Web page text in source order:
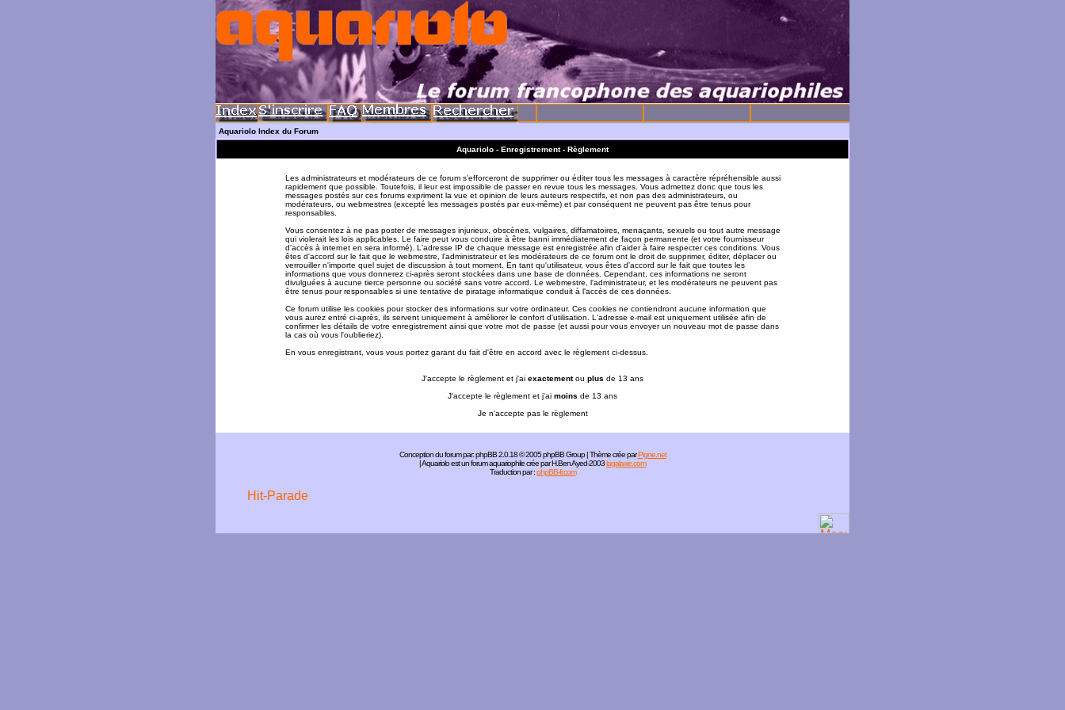
Aquariolo Index du Forum
Aquariolo - Enregistrement - Règlement
Les administrateurs et modérateurs de ce forum s'efforceront de supprimer ou éditer tous les messages à caractère répréhensible aussi
rapidement que possible. Toutefois, il leur est impossible de passer en revue tous les messages. Vous admettez donc que tous les
messages postés sur ces forums expriment la vue et opinion de leurs auteurs respectifs, et non pas des administrateurs, ou
modérateurs, ou webmestres (excepté les messages postés par eux-même) et par conséquent ne peuvent pas être tenus pour
responsables.
Vous consentez à ne pas poster de messages injurieux, obscènes, vulgaires, diffamatoires, menaçants, sexuels ou tout autre message
qui violerait les lois applicables. Le faire peut vous conduire à être banni immédiatement de façon permanente (et votre fournisseur
d'accès à internet en sera informé). L'adresse IP de chaque message est enregistrée afin d'aider à faire respecter ces conditions. Vous
êtes d'accord sur le fait que le webmestre, l'administrateur et les modérateurs de ce forum ont le droit de supprimer, éditer, déplacer ou
verrouiller n'importe quel sujet de discussion à tout moment. En tant qu'utilisateur, vous êtes d'accord sur le fait que toutes les
informations que vous donnerez ci-après seront stockées dans une base de données. Cependant, ces informations ne seront
divulguées à aucune tierce personne ou société sans votre accord. Le webmestre, l'administrateur, et les modérateurs ne peuvent pas
être tenus pour responsables si une tentative de piratage informatique conduit à l'accès de ces données.
Ce forum utilise les cookies pour stocker des informations sur votre ordinateur. Ces cookies ne contiendront aucune information que
vous aurez entré ci-après, ils servent uniquement à améliorer le confort d'utilisation. L'adresse e-mail est uniquement utilisée afin de
confirmer les détails de votre enregistrement ainsi que votre mot de passe (et aussi pour vous envoyer un nouveau mot de passe dans
la cas où vous l'oublieriez).
En vous enregistrant, vous vous portez garant du fait d'être en accord avec le règlement ci-dessus.
J'accepte le règlement et j'ai exactementou plus de 13 ans
J'accepte le règlement et j'ai moins de 13 ans
Je n'accepte pas le règlement
Conception du forum par:phpBB2.0.18 © 2005 phpBB Group | Thème crée parPigne.net
| Aquariolo est un forum aquariophile crée par H.Ben Ayed-2003lagalaxie.com
Traduction par :phpBB-fr.com